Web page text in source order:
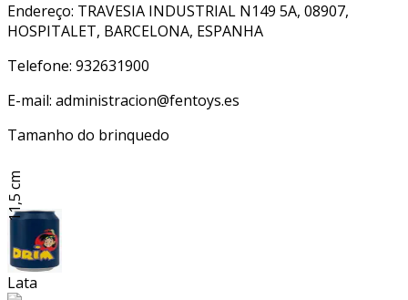
Endereço: TRAVESIA INDUSTRIAL N149 5A, 08907,
HOSPITALET, BARCELONA, ESPANHA
Telefone: 932631900
E-mail: administracion@fentoys.es
Tamanho do brinquedo
11,5 cm
Lata